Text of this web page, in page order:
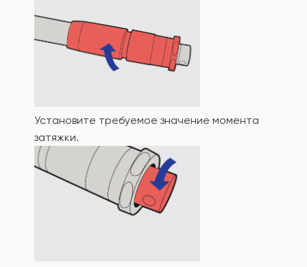
Установите требуемое значение момента
затяжки.